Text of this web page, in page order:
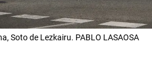
Soto de Lezkairu. PABLO LASAOSA